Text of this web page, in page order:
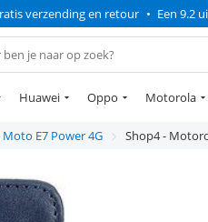
verzending en retour • Een 9.2
Huawei Oppo Motorola
Moto E7 Power 4G Shop4 -